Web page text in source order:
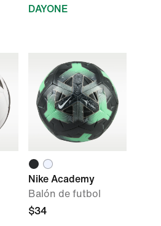
DAYONE
Nike Academy
Balón de futbol
$34